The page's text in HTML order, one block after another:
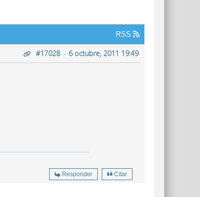
RSS
#17028- 6 octubre, 2011 19:49
Responder Citar